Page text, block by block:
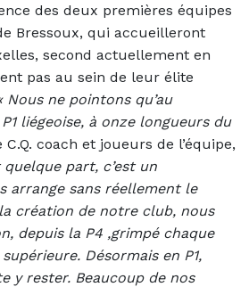
des deux premières équipes
Bressoux, qui accueilleront
second actuellement en
pas au sein de leur élite
Nous ne pointons qu’au
liégeoise, à onze longueurs du
coach et joueurs de l’équipe,
quelque part, c’est un
arrange sans réellement le
création de notre club, nous
depuis la P4 ,grimpé chaque
Désormais en P1,
y rester. Beaucoup de nos